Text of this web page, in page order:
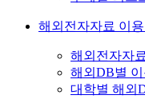
해외전자자료 이용
해외전자자
해외DB별
대학별 해외